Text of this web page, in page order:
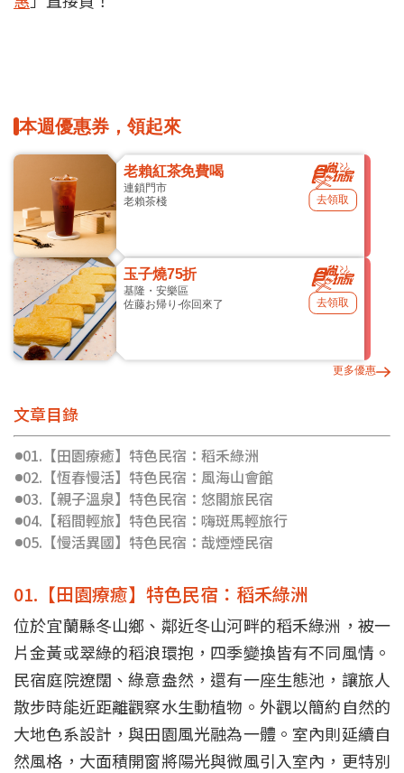
本週優惠券，領起來
老賴紅茶免費喝
連鎖門市
老賴茶棧
去領取
玉子燒75折
基隆・安樂區
佐藤お帰り-你回來了
去領取
更多優惠
文章目錄
01.【田園療癒】特色民宿：稻禾綠洲
02.【恆春慢活】特色民宿：風海山會館
03.【親子溫泉】特色民宿：悠閣旅民宿
04.【稻間輕旅】特色民宿：嗨斑馬輕旅行
05.【慢活異國】特色民宿：哉煙煙民宿
01.【田園療癒】特色民宿：稻禾綠洲
位於宜蘭縣冬山鄉、鄰近冬山河畔的稻禾綠洲，被一
片金黃或翠綠的稻浪環抱，四季變換皆有不同風情。
民宿庭院遼闊、綠意盎然，還有一座生態池，讓旅人
散步時能近距離觀察水生動植物。外觀以簡約自然的
大地色系設計，與田園風光融為一體。室內則延續自
然風格，大面積開窗將陽光與微風引入室內，更特別